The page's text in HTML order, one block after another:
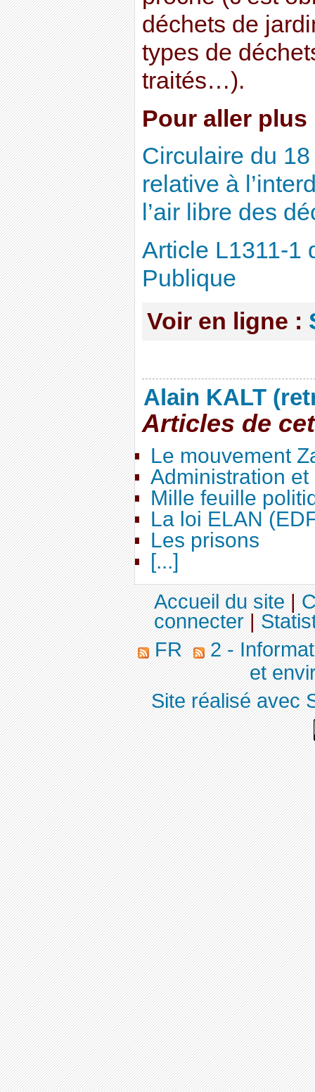
déchets de
types de
traités…).
Pour aller plus
Circulaire du
relative à
l’air libre des
Article L1311-1
Publique
Voir en ligne :
Alain KALT
Articles de
Le mouvement
Administration
Mille feuille
La loi ELAN
Les prisons
[...]
Accueil du site|
connecter|
FR
2 -
et
Site réalisé avec